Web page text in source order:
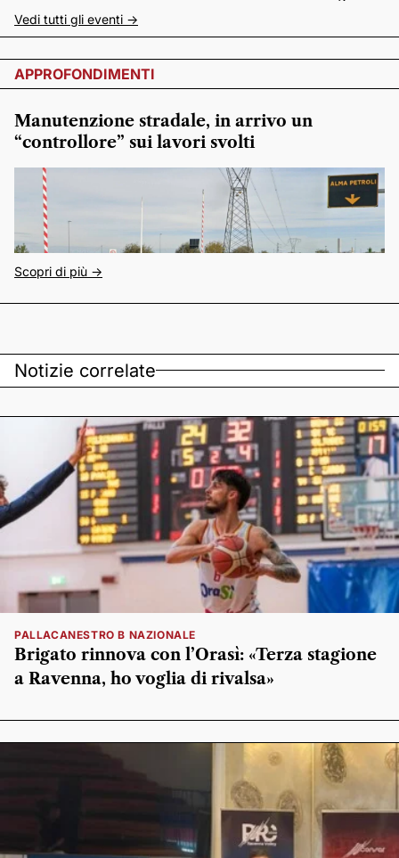
Vedi tutti gli eventi ->
APPROFONDIMENTI
Manutenzione stradale, in arrivo un
“controllore” sui lavori svolti
Scopri di più ->
Notizie correlate
PALLACANESTRO B NAZIONALE
Brigato rinnova con l’Orasì: «Terza stagione
a Ravenna, ho voglia di rivalsa»